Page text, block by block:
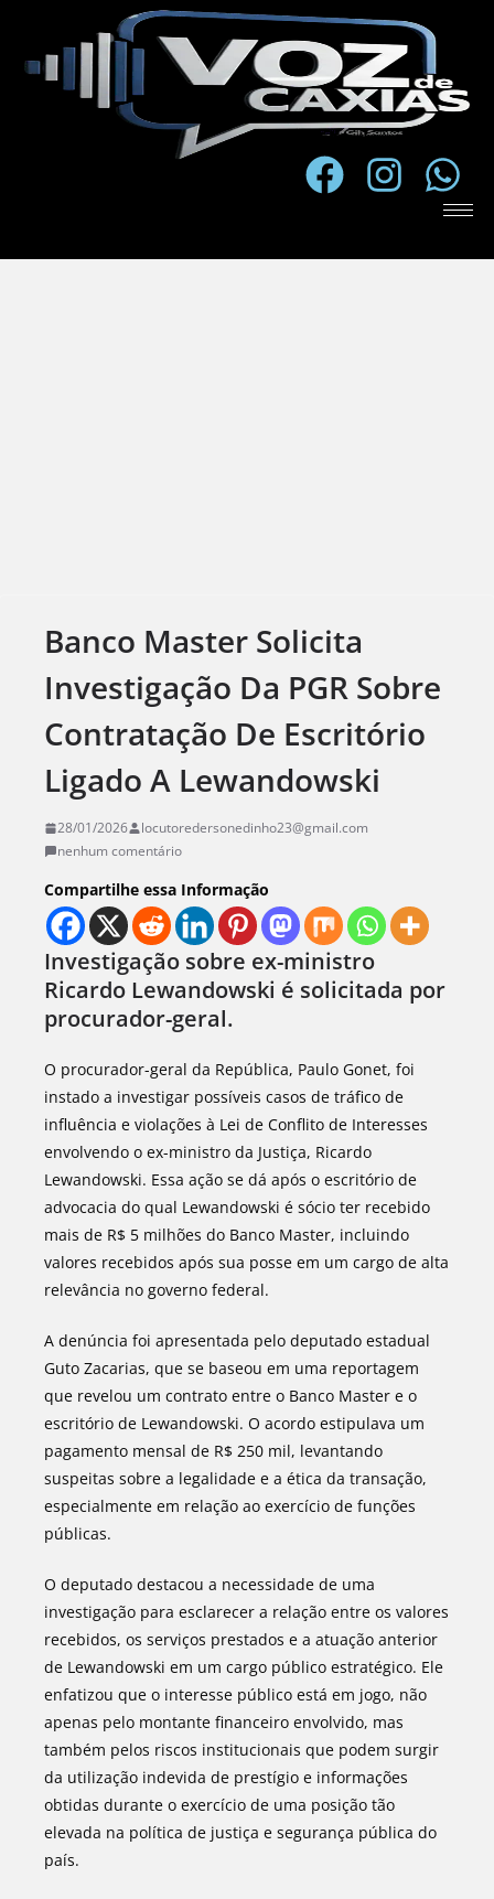
Banco Master Solicita
Investigação Da PGR Sobre
Contratação De Escritório
Ligado A Lewandowski
28/01/2026
locutoredersonedinho23@gmail.com
nenhum comentário
Compartilhe essa Informação
Investigação sobre ex-ministro
Ricardo Lewandowski é solicitada por
procurador-geral.
O procurador-geral da República, Paulo Gonet, foi
instado a investigar possíveis casos de tráfico de
influência e violações à Lei de Conflito de Interesses
envolvendo o ex-ministro da Justiça, Ricardo
Lewandowski. Essa ação se dá após o escritório de
advocacia do qual Lewandowski é sócio ter recebido
mais de R$ 5 milhões do Banco Master, incluindo
valores recebidos após sua posse em um cargo de alta
relevância no governo federal.
A denúncia foi apresentada pelo deputado estadual
Guto Zacarias, que se baseou em uma reportagem
que revelou um contrato entre o Banco Master e o
escritório de Lewandowski. O acordo estipulava um
pagamento mensal de R$ 250 mil, levantando
suspeitas sobre a legalidade e a ética da transação,
especialmente em relação ao exercício de funções
públicas.
O deputado destacou a necessidade de uma
investigação para esclarecer a relação entre os valores
recebidos, os serviços prestados e a atuação anterior
de Lewandowski em um cargo público estratégico. Ele
enfatizou que o interesse público está em jogo, não
apenas pelo montante financeiro envolvido, mas
também pelos riscos institucionais que podem surgir
da utilização indevida de prestígio e informações
obtidas durante o exercício de uma posição tão
elevada na política de justiça e segurança pública do
país.